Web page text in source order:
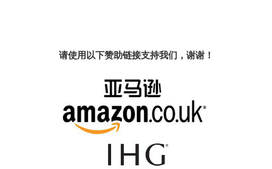
请使用以下赞助链接支持我们，谢谢！